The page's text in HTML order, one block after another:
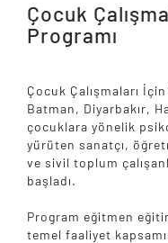
Çocuk
Programı
Çocuk Çalışmaları
Batman, Diyarbakır,
çocuklara yönelik
yürüten sanatçı,
ve sivil toplum
başladı.
Program eğitmen
temel faaliyet